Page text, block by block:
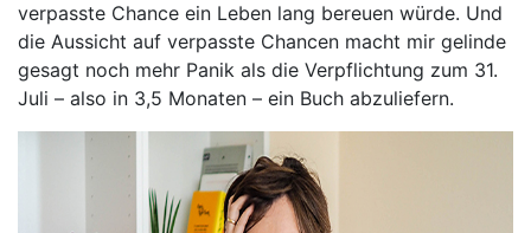
verpasste Chance ein Leben lang bereuen würde. Und
die Aussicht auf verpasste Chancen macht mir gelinde
gesagt noch mehr Panik als die Verpflichtung zum 31.
Juli – also in 3,5 Monaten – ein Buch abzuliefern.